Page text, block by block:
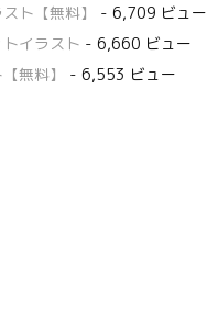
ト【無料】
- 6,709 ビュー
イラスト - 6,660 ビュー
無料】
- 6,553 ビュー